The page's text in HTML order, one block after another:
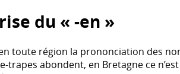
du « -en »
en toute région la prononciation des
trapes abondent, en Bretagne ce